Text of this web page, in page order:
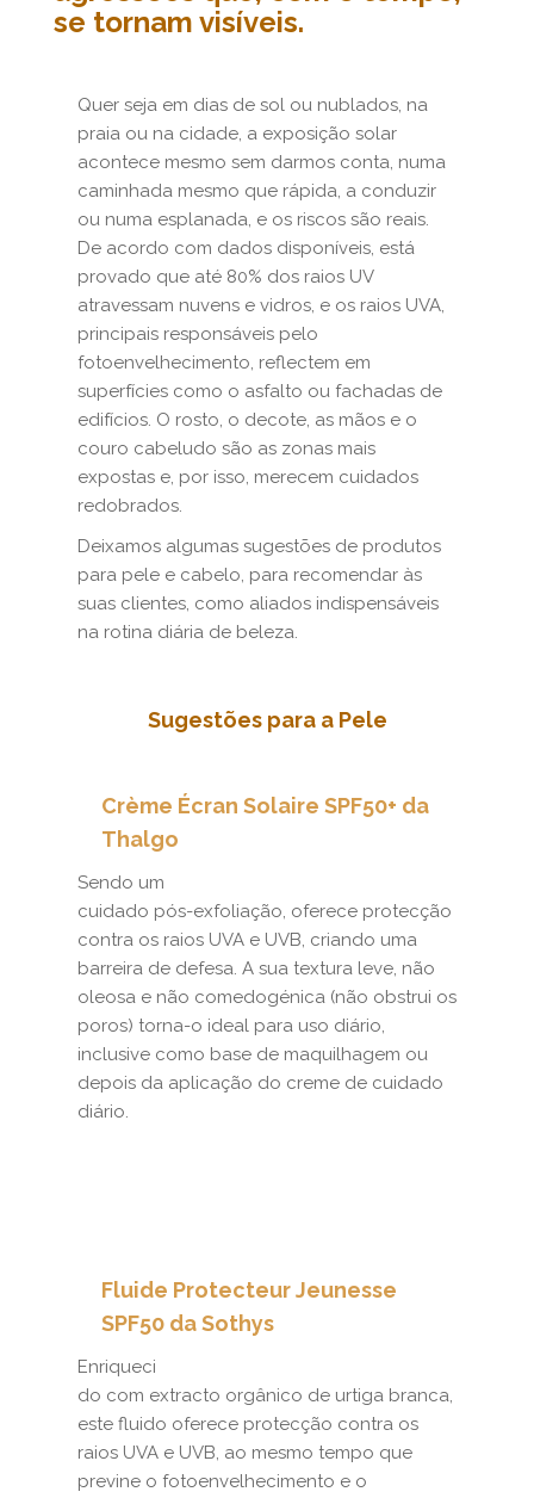
se tornam visíveis.
Quer seja em dias de sol ou nublados, na
praia ou na cidade, a exposição solar
acontece mesmo sem darmos conta, numa
caminhada mesmo que rápida, a conduzir
ou numa esplanada, e os riscos são reais.
De acordo com dados disponíveis, está
provado que até 80% dos raios UV
atravessam nuvens e vidros, e os raios UVA,
principais responsáveis pelo
fotoenvelhecimento, reflectem em
superfícies como o asfalto ou fachadas de
edifícios. O rosto, o decote, as mãos e o
couro cabeludo são as zonas mais
expostas e, por isso, merecem cuidados
redobrados.
Deixamos algumas sugestões de produtos
para pele e cabelo, para recomendar às
suas clientes, como aliados indispensáveis
na rotina diária de beleza.
Sugestões para a Pele
Crème Écran Solaire SPF50+ da
Thalgo
Sendo um
cuidado pós-exfoliação, oferece protecção
contra os raios UVA e UVB, criando uma
barreira de defesa. A sua textura leve, não
oleosa e não comedogénica (não obstrui os
poros) torna-o ideal para uso diário,
inclusive como base de maquilhagem ou
depois da aplicação do creme de cuidado
diário.
Fluide Protecteur Jeunesse
SPF50 da Sothys
Enriqueci
do com extracto orgânico de urtiga branca,
este fluido oferece protecção contra os
raios UVA e UVB, ao mesmo tempo que
previne o fotoenvelhecimento e o